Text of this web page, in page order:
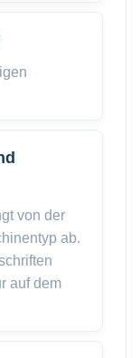
von der
ab.
auf dem